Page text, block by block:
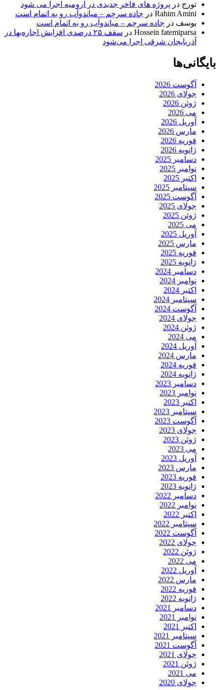
تورج در پروژه های فاخر جدیدی در ارومیه اجرا می شود
Rahim Amini در جاده سرچم – میاندوآب رو به اتمام است
یوسف در جاده سرچم – میاندوآب رو به اتمام است
Hossein fatemiparsa در
سقف ۲۵ درصدی افزایش اجاره‌بها در
آذربایجان شرقی اجرا می‌شود
بایگانی‌ها
آگوست 2026
جولای 2026
ژوئن 2026
می 2026
آوریل 2026
مارس 2026
فوریه 2026
ژانویه 2026
دسامبر 2025
نوامبر 2025
اکتبر 2025
سپتامبر 2025
آگوست 2025
جولای 2025
ژوئن 2025
می 2025
آوریل 2025
مارس 2025
فوریه 2025
ژانویه 2025
دسامبر 2024
نوامبر 2024
اکتبر 2024
سپتامبر 2024
آگوست 2024
جولای 2024
ژوئن 2024
می 2024
آوریل 2024
مارس 2024
فوریه 2024
ژانویه 2024
دسامبر 2023
نوامبر 2023
اکتبر 2023
سپتامبر 2023
آگوست 2023
جولای 2023
ژوئن 2023
می 2023
آوریل 2023
مارس 2023
فوریه 2023
ژانویه 2023
دسامبر 2022
نوامبر 2022
اکتبر 2022
سپتامبر 2022
آگوست 2022
جولای 2022
ژوئن 2022
می 2022
آوریل 2022
مارس 2022
فوریه 2022
ژانویه 2022
دسامبر 2021
نوامبر 2021
اکتبر 2021
سپتامبر 2021
آگوست 2021
جولای 2021
ژوئن 2021
می 2021
جولای 2020